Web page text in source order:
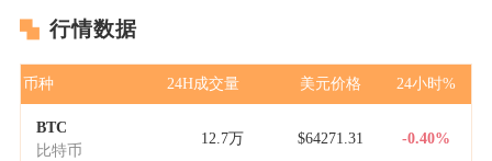
行情数据
币种 24H成交量 美元价格 24小时%
BTC
比特币
12.7万 $64271.31 -0.40%